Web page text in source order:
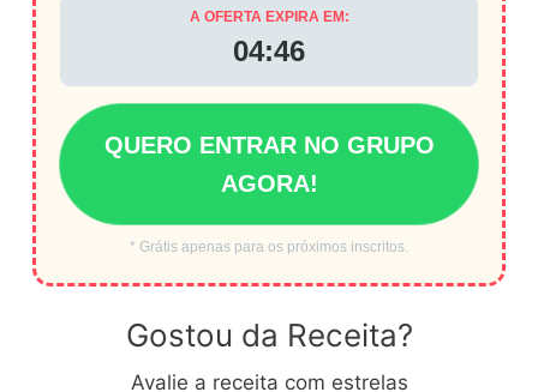
A OFERTA EXPIRA EM:
04:46
QUERO ENTRAR NO GRUPO
AGORA!
* Grátis apenas para os próximos inscritos.
Gostou da Receita?
Avalie a receita com estrelas